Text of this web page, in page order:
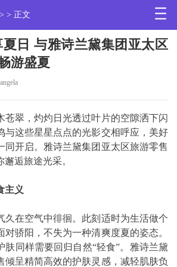
> > 正文
日 与雅诗兰黛集团亚太区
游盛夏
翠，灼灼日光透过叶片的空隙洒下闪
与这些星星点点的光影交相呼应，美好
同开启。雅诗兰黛集团亚太区旅游零售
逅旅途光采。
主义
在空气中徘徊。此刻适时为生活做个
骄阳，不失为一种清爽度夏的姿态。
肤同样需要回归自然“轻食”。雅诗兰黛
倾呈精简高效的护肤灵感，减轻肌肤负